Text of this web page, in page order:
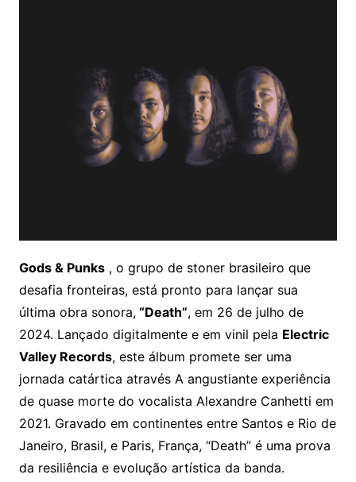
Gods & Punks, o grupo de stoner brasileiro que
desafia fronteiras, está pronto para lançar sua
última obra sonora,“Death”, em 26 de julho de
2024. Lançado digitalmente e em vinil pela Electric
Valley Records, este álbum promete ser uma
jornada catártica através A angustiante experiência
de quase morte do vocalista Alexandre Canhetti em
2021. Gravado em continentes entre Santos e Rio de
Janeiro, Brasil, e Paris, França, “Death” é uma prova
da resiliência e evolução artística da banda.